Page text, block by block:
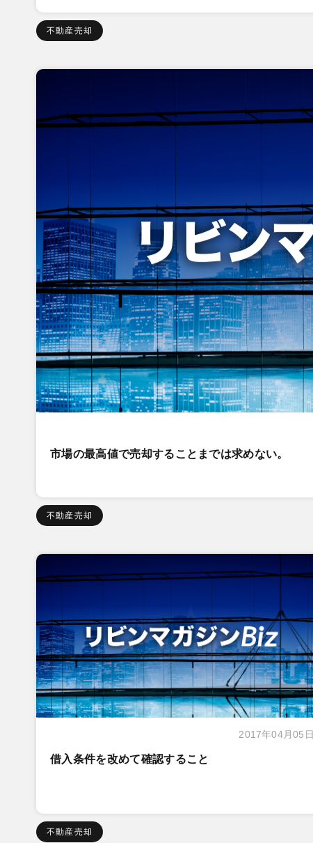
不動産売却
市場の最高値で売却することまでは求めない。
不動産売却
2017年04月05日
借入条件を改めて確認すること
不動産売却